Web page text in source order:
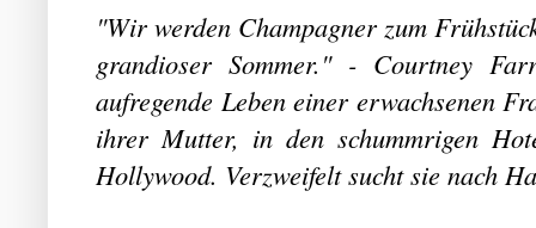
"Wir werden Champagner zum
grandioser Sommer." - Courtney
aufregende Leben einer erwachsenen
ihrer Mutter, in den schummrigen
Hollywood. Verzweifelt sucht sie nach